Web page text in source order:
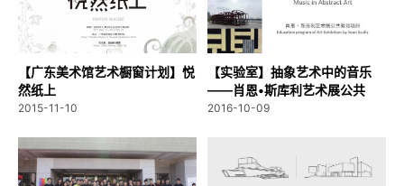
【广东美术馆艺术橱窗计划】悦
然纸上
2015-11-10
【实验室】抽象艺术中的音乐
——肖恩•斯库利艺术展公共
教...
2016-10-09